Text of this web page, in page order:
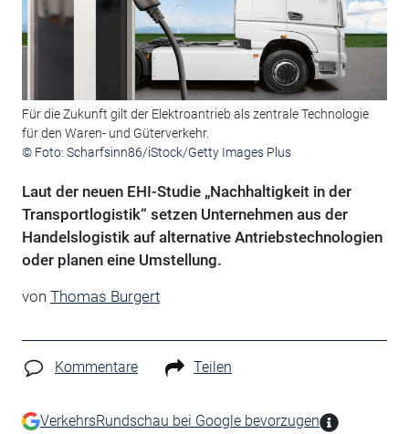
Für die Zukunft gilt der Elektroantrieb als zentrale Technologie
für den Waren- und Güterverkehr.
© Foto: Scharfsinn86/iStock/Getty Images Plus
Laut der neuen EHI-Studie „Nachhaltigkeit in der
Transportlogistik“ setzen Unternehmen aus der
Handelslogistik auf alternative Antriebstechnologien
oder planen eine Umstellung.
von Thomas Burgert
Kommentare Teilen
VerkehrsRundschau bei Google bevorzugen